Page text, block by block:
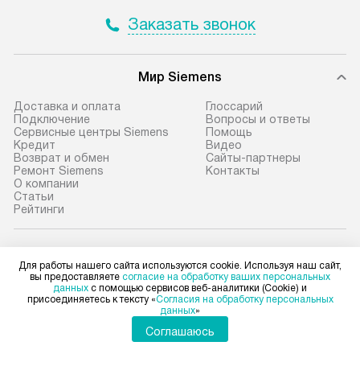
Заказать звонок
Мир Siemens
Доставка и оплата
Подключение
Сервисные центры Siemens
Кредит
Возврат и обмен
Ремонт Siemens
О компании
Статьи
Рейтинги
Глоссарий
Вопросы и ответы
Помощь
Видео
Сайты-партнеры
Контакты
Для физических лиц
shop@siemens-centre.ru
Для работы нашего сайта используются cookie. Используя наш сайт,
вы предоставляете согласие на обработку ваших персональных
данных с помощью сервисов веб-аналитики (Cookie) и
присоединяетесь к тексту «Согласия на обработку персональных
данных»
Соглашаюсь